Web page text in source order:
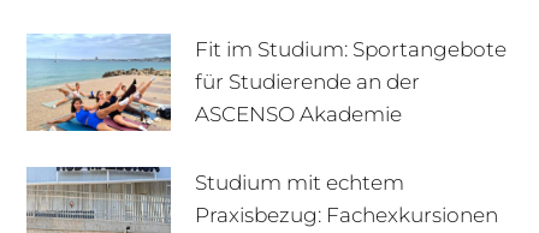
Fit im Studium: Sportangebote
für Studierende an der
ASCENSO Akademie
Studium mit echtem
Praxisbezug: Fachexkursionen